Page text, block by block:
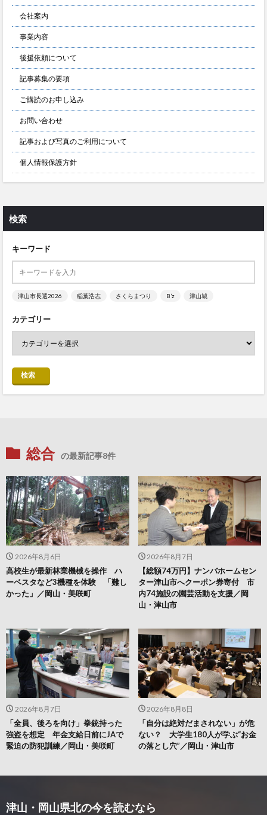
会社案内
事業内容
後援依頼について
記事募集の要項
ご購読のお申し込み
お問い合わせ
記事および写真のご利用について
個人情報保護方針
検索
キーワード
津山市長選2026 稲葉浩志 さくらまつり B’z 津山城
カテゴリー
検索
総合 の最新記事8件
2026年8月8日
「自分は絶対だまされない」が危
ない？ 大学生180人が学ぶ“お金
の落とし穴”／岡山・津山市
2026年8月7日
「全員、後ろを向け」拳銃持った
強盗を想定 年金支給日前にJAで
緊迫の防犯訓練／岡山・美咲町
2026年8月7日
【総額74万円】ナンバホームセン
ター津山市へクーポン券寄付 市
内74施設の園芸活動を支援／岡
山・津山市
2026年8月6日
高校生が最新林業機械を操作 ハ
ーベスタなど3機種を体験 「難し
かった」／岡山・美咲町
津山・岡山県北の今を読むなら